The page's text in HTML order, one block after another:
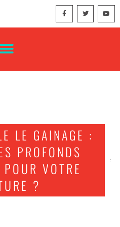
LE GAINAGE :
PROFONDS
VOTRE
?